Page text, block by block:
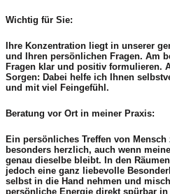
Wichtig für Sie:
Ihre Konzentration liegt in unserer
und Ihren persönlichen Fragen. Am
Fragen klar und positiv formulieren.
Sorgen: Dabei helfe ich Ihnen
und mit viel Feingefühl.
Beratung vor Ort in meiner Praxis:
Ein persönliches Treffen von
besonders herzlich, auch wenn
genau dieselbe bleibt. In den
jedoch eine ganz liebevolle
selbst in die Hand nehmen und
persönliche Energie direkt spürbar in